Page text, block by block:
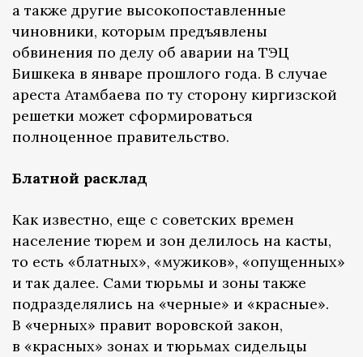
а также другие высокопоставленные
чиновники, которым предъявлены
обвинения по делу об аварии на ТЭЦ
Бишкека в январе прошлого года. В случае
ареста Атамбаева по ту сторону киргизской
решетки может сформироваться
полноценное правительство.
Блатной расклад
Как известно, еще с советских времен
население тюрем и зон делилось на касты,
то есть «блатных», «мужиков», «опущенных»
и так далее. Сами тюрьмы и зоны также
подразделялись на «черные» и «красные».
В «черных» правит воровской закон,
в «красных» зонах и тюрьмах сидельцы